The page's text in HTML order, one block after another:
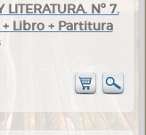
LITERATURA. Nº 7.
+ Libro + Partitura